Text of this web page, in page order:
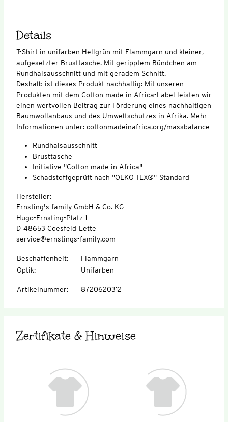
Details
T-Shirt in unifarben Hellgrün mit Flammgarn und kleiner,
aufgesetzter Brusttasche. Mit geripptem Bündchen am
Rundhalsausschnitt und mit geradem Schnitt.
Deshalb ist dieses Produkt nachhaltig: Mit unseren
Produkten mit dem Cotton made in Africa-Label leisten wir
einen wertvollen Beitrag zur Förderung eines nachhaltigen
Baumwollanbaus und des Umweltschutzes in Afrika. Mehr
Informationen unter: cottonmadeinafrica.org/massbalance
Rundhalsausschnitt
Brusttasche
Initiative "Cotton made in Africa"
Schadstoffgeprüft nach "OEKO-TEX®"-Standard
Hersteller:
Ernsting's family GmbH & Co. KG
Hugo-Ernsting-Platz 1
D-48653 Coesfeld-Lette
service@ernstings-family.com
Beschaffenheit:
Flammgarn
Optik: Unifarben
Artikelnummer: 8720620312
Zertifikate & Hinweise